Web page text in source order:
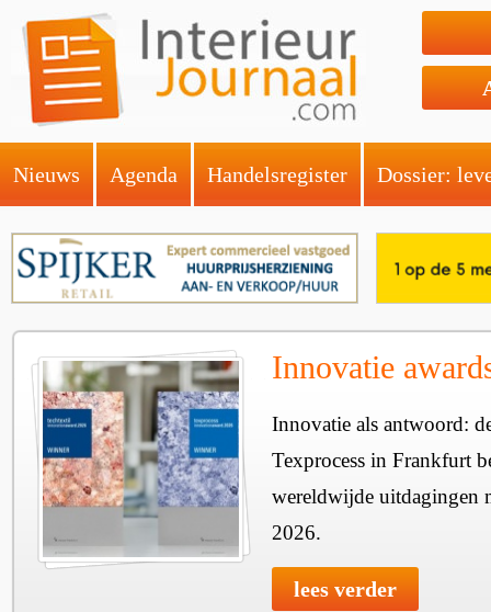
Nieuws Agenda Handelsregister Dossier:
Innovatie
Innovatie als antwoord:
Texprocess in Frankfurt
wereldwijde uitdagingen
2026.
lees verder